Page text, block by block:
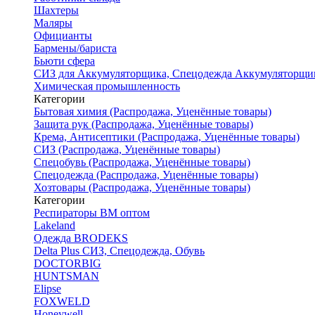
Шахтеры
Маляры
Официанты
Бармены/бариста
Бьюти сфера
СИЗ для Аккумуляторщика, Спецодежда
Химическая промышленность
Категории
Бытовая химия (Распродажа, Уценённые товары)
Защита рук (Распродажа, Уценённые товары)
Крема, Антисептики (Распродажа, Уценённые товары)
СИЗ (Распродажа, Уценённые товары)
Спецобувь (Распродажа, Уценённые товары)
Спецодежда (Распродажа, Уценённые товары)
Хозтовары (Распродажа, Уценённые товары)
Категории
Респираторы ВМ оптом
Lakeland
Одежда BRODEKS
Delta Plus СИЗ, Спецодежда, Обувь
DOCTORBIG
HUNTSMAN
Elipse
FOXWELD